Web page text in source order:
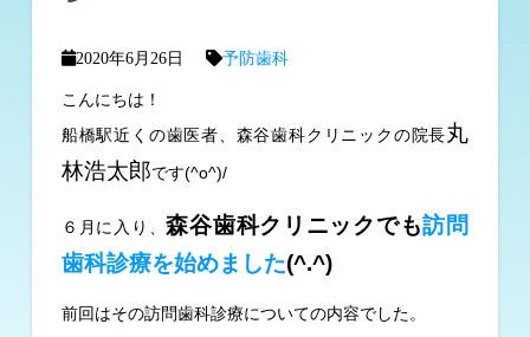
2020年6月26日 予防歯科
こんにちは！
船橋駅近くの歯医者、森谷歯科クリニックの院長丸
林浩太郎です(^o^)/
６月に入り、森谷歯科クリニックでも訪問
歯科診療を始めました(^.^)
前回はその訪問歯科診療についての内容でした。